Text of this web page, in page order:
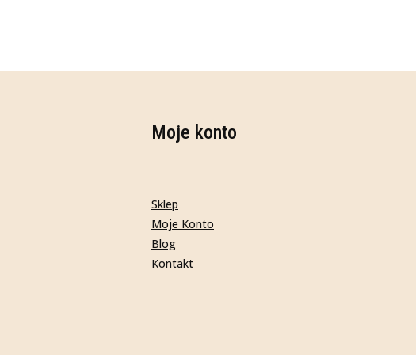
Moje konto
Sklep
Moje Konto
Blog
Kontakt